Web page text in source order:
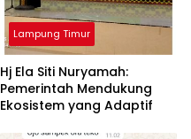
Lampung Timur
Hj Ela Siti Nuryamah:
Pemerintah Mendukung
Ekosistem yang Adaptif